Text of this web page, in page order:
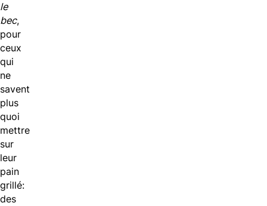
le
bec,
pour
ceux
qui
ne
savent
plus
quoi
mettre
sur
leur
pain
grillé:
des